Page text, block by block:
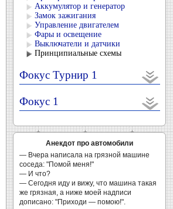
Аккумулятор и генератор
Замок зажигания
Управление двигателем
Фары и освещение
Выключатели и датчики
Принципиальные схемы
Фокус Турнир 1
Фокус 1
Анекдот про автомобили
— Вчера написала на грязной машине
соседа: "Помой меня!"
— И что?
— Сегодня иду и вижу, что машина такая
же грязная, а ниже моей надписи
дописано: "Приходи — помою!".